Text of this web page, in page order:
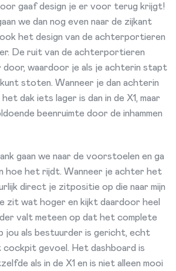
gaaf design je er voor terug krijgt!
we dan nog even naar de zijkant
het design van de achterportieren
De ruit van de achterportieren
waardoor je als je achterin stapt
stoten. Wanneer je dan achterin
dak iets lager is dan in de X1, maar
beenruimte door de inhammen
gaan we naar de voorstoelen en ga
hoe het rijdt. Wanneer je achter het
direct je zitpositie op die naar mijn
zit wat hoger en kijkt daardoor heel
valt meteen op dat het complete
jou als bestuurder is gericht, echt
gevoel. Het dashboard is
als in de X1 en is niet alleen mooi